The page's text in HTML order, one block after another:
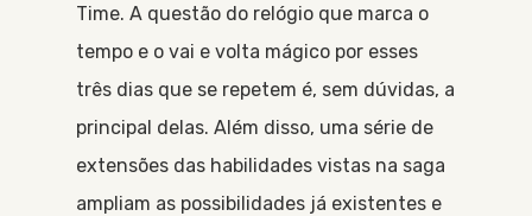
Time. A questão do relógio que marca o
tempo e o vai e volta mágico por esses
três dias que se repetem é, sem dúvidas, a
principal delas. Além disso, uma série de
extensões das habilidades vistas na saga
ampliam as possibilidades já existentes e